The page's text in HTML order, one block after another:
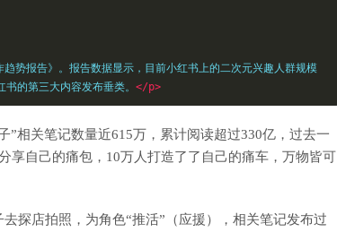
报告》。报告数据显示，目前小红书上的二次元兴趣人群规模
的第三大内容发布垂类。 </p>
关笔记数量近615万，累计阅读超过330亿，过去一
享自己的痛包，10万人打造了了自己的痛车，万物皆可
店拍照，为角色“推活”（应援），相关笔记发布过